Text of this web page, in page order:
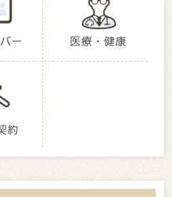
ー 医療・健康
約